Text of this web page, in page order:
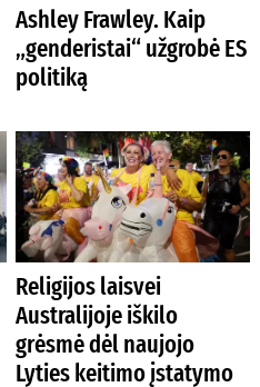
Ashley Frawley. Kaip
„genderistai“ užgrobė ES
politiką
Religijos laisvei
Australijoje iškilo
grėsmė dėl naujojo
Lyties keitimo įstatymo